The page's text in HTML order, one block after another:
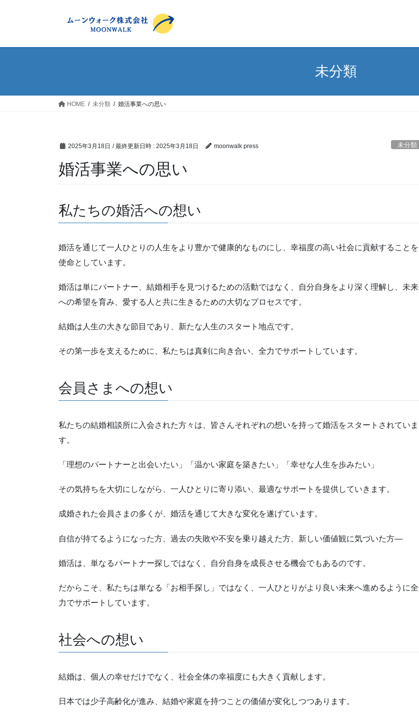
未分類
HOME 未分類 婚活事業への思い
2025年3月18日 / 最終更新日時 : 2025年3月18日 moonwalk press 未分類
婚活事業への思い
私たちの婚活への想い
婚活を通じて一人ひとりの人生をより豊かで健康的なものにし、幸福度の高い社会に貢献することを
使命としています。
婚活は単にパートナー、結婚相手を見つけるための活動ではなく、自分自身をより深く理解し、未来
への希望を育み、愛する人と共に生きるための大切なプロセスです。
結婚は人生の大きな節目であり、新たな人生のスタート地点です。
その第一歩を支えるために、私たちは真剣に向き合い、全力でサポートしています。
会員さまへの想い
私たちの結婚相談所に入会された方々は、皆さんそれぞれの想いを持って婚活をスタートされていま
す。
「理想のパートナーと出会いたい」「温かい家庭を築きたい」「幸せな人生を歩みたい」
その気持ちを大切にしながら、一人ひとりに寄り添い、最適なサポートを提供していきます。
成婚された会員さまの多くが、婚活を通じて大きな変化を遂げています。
自信が持てるようになった方、過去の失敗や不安を乗り越えた方、新しい価値観に気づいた方—
婚活は、単なるパートナー探しではなく、自分自身を成長させる機会でもあるのです。
だからこそ、私たちは単なる「お相手探し」ではなく、一人ひとりがより良い未来へ進めるように全
力でサポートしています。
社会への想い
結婚は、個人の幸せだけでなく、社会全体の幸福度にも大きく貢献します。
日本では少子高齢化が進み、結婚や家庭を持つことの価値が変化しつつあります。